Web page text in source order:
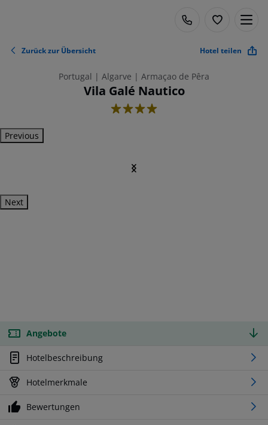
Zurück zur Übersicht Hotel teilen
Portugal | Algarve | Armaçao de Pêra
Vila Galé Nautico
4
Previous
Next
Angebote
Hotelbeschreibung
Hotelmerkmale
Bewertungen